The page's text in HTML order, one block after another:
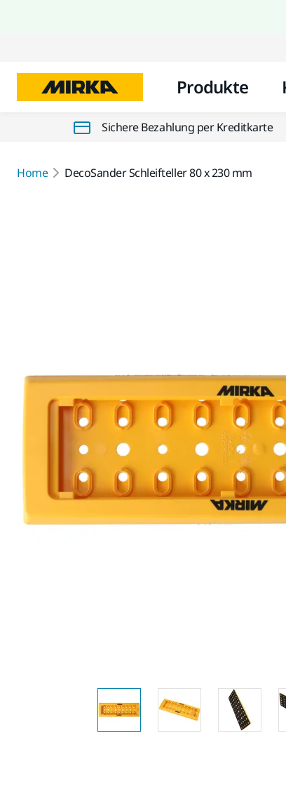
Produkte
Sichere Bezahlung per Kreditkarte
Home DecoSander Schleifteller 80 x 230 mm